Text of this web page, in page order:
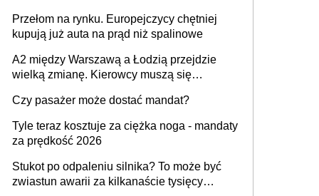
Przełom na rynku. Europejczycy chętniej
kupują już auta na prąd niż spalinowe
A2 między Warszawą a Łodzią przejdzie
wielką zmianę. Kierowcy muszą się
Czy pasażer może dostać mandat?
Tyle teraz kosztuje za ciężka noga - mandaty
za prędkość 2026
Stukot po odpaleniu silnika? To może być
zwiastun awarii za kilkanaście tysięcy